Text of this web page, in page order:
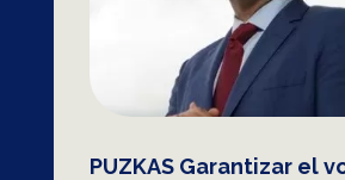
PUZKAS Garantizar el